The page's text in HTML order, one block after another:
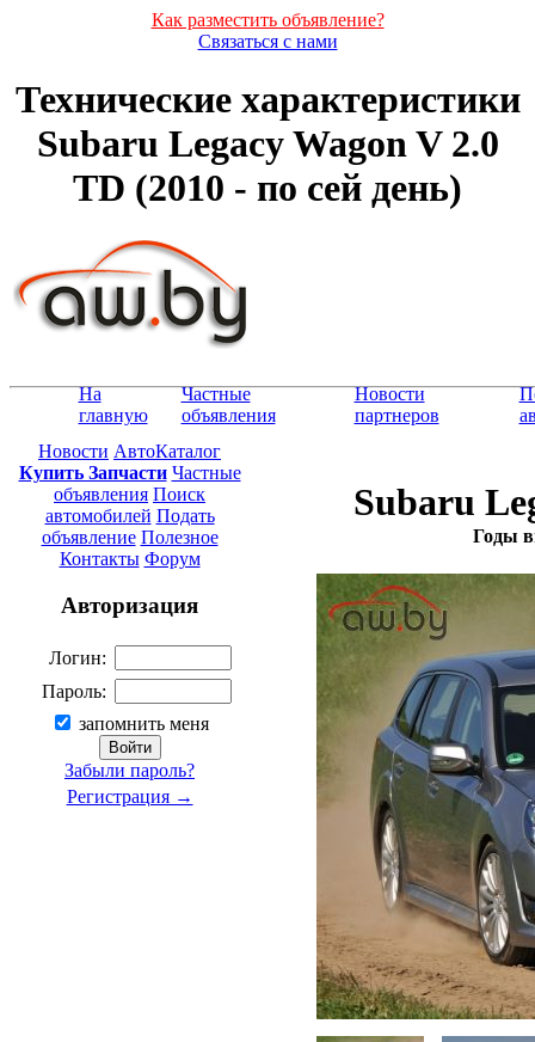
Как разместить объявление?
Связаться с нами
Технические характеристики
Subaru Legacy Wagon V 2.0
TD (2010 - по сей день)
На
главную
Частные
объявления
Новости
партнеров
Новости АвтоКаталог
Купить Запчасти Частные
объявления Поиск
автомобилей Подать
объявление Полезное
Контакты Форум
Авторизация
Логин:
Пароль:
запомнить меня
Забыли пароль?
Регистрация →
Subaru
Годы